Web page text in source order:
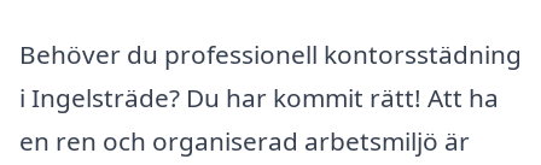
Behöver du professionell kontorsstädning
i Ingelsträde? Du har kommit rätt! Att ha
en ren och organiserad arbetsmiljö är